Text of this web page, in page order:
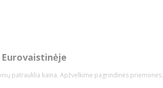
patrauklia kaina. Apžvelkime pagrindines priemones.